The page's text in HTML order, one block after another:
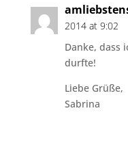
2014 at 9:02
Danke, dass
durfte!
Liebe Grüße,
Sabrina